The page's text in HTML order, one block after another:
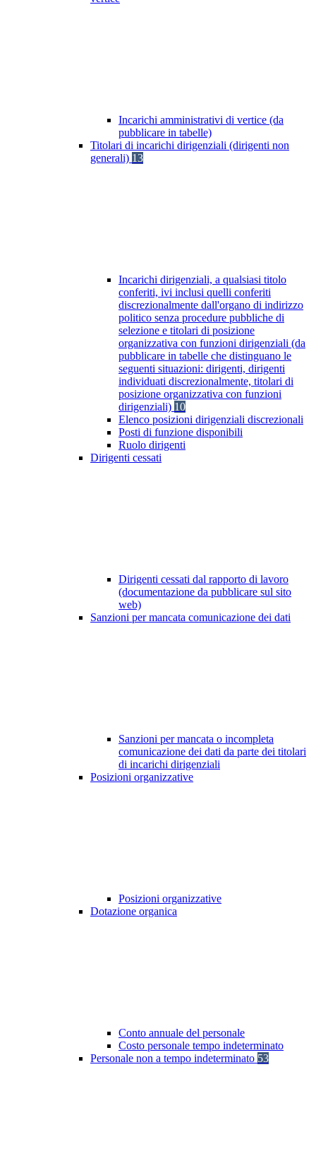
Incarichi amministrativi di vertice (da
pubblicare in tabelle)
Titolari di incarichi dirigenziali (dirigenti non
generali) 13
Incarichi dirigenziali, a qualsiasi titolo
conferiti, ivi inclusi quelli conferiti
discrezionalmente dall'organo di indirizzo
politico senza procedure pubbliche di
selezione e titolari di posizione
organizzativa con funzioni dirigenziali (da
pubblicare in tabelle che distinguano le
seguenti situazioni: dirigenti, dirigenti
individuati discrezionalmente, titolari di
posizione organizzativa con funzioni
dirigenziali) 10
Elenco posizioni dirigenziali discrezionali
Posti di funzione disponibili
Ruolo dirigenti
Dirigenti cessati
Dirigenti cessati dal rapporto di lavoro
(documentazione da pubblicare sul sito
web)
Sanzioni per mancata comunicazione dei dati
Sanzioni per mancata o incompleta
comunicazione dei dati da parte dei titolari
di incarichi dirigenziali
Posizioni organizzative
Posizioni organizzative
Dotazione organica
Conto annuale del personale
Costo personale tempo indeterminato
Personale non a tempo indeterminato 53